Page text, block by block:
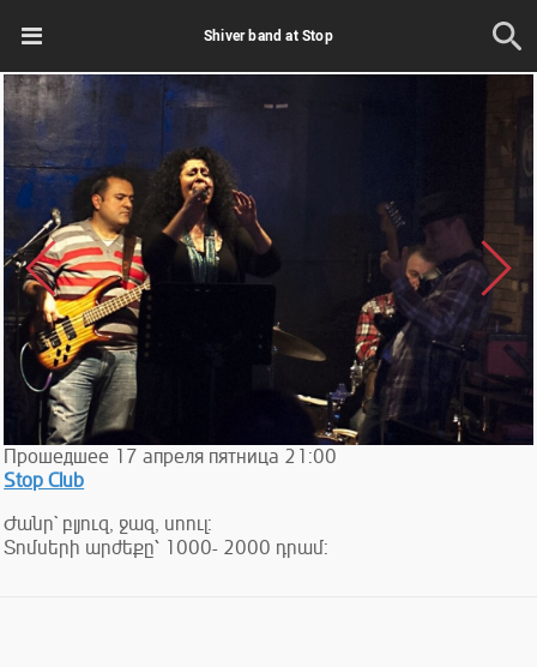
Shiver band at Stop
Прошедшее 17 апреля пятница 21:00
Stop Club
Ժանր` բլյուզ, ջազ, սոուլ:
Տոմսերի արժեքը՝ 1000- 2000 դրամ: